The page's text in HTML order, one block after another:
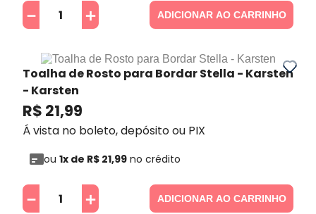
＋
－ ADICIONAR AO CARRINHO
Toalha de Rosto para Bordar Stella - Karsten
- Karsten
R$ 21,99
Á vista no boleto, depósito ou PIX
ou 1x de R$ 21,99 no crédito
＋
－ ADICIONAR AO CARRINHO